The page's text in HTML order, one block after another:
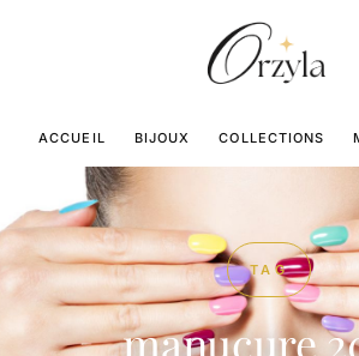
ACCUEIL BIJOUX COLLECTIONS
TAG
manucure